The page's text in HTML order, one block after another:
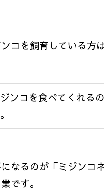
コを飼育している方
ンコを食べてくれる
なるのが「ミジンコ
です。